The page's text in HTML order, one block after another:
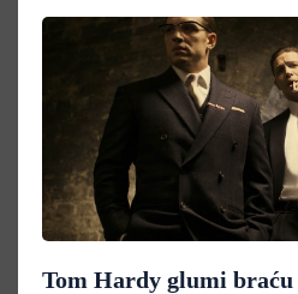
Tom Hardy glumi braću